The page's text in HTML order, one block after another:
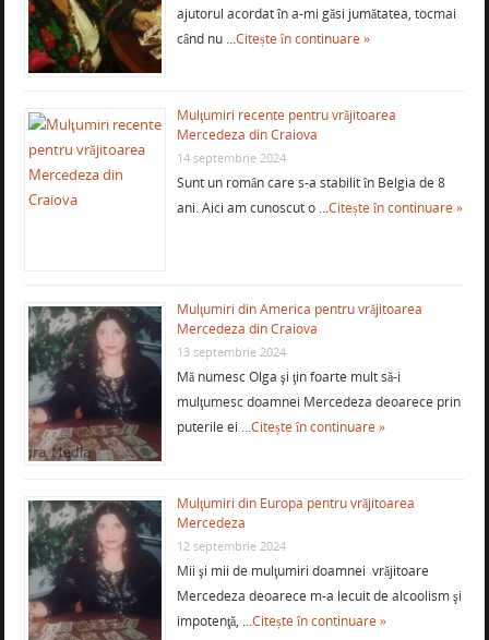
ajutorul acordat în a-mi găsi jumătatea, tocmai
când nu …Citește în continuare »
Mulţumiri recente pentru vrăjitoarea
Mercedeza din Craiova
14 septembrie 2024
Sunt un român care s-a stabilit în Belgia de 8
ani. Aici am cunoscut o …Citește în continuare »
Mulţumiri din America pentru vrăjitoarea
Mercedeza din Craiova
13 septembrie 2024
Mă numesc Olga şi ţin foarte mult să-i
mulţumesc doamnei Mercedeza deoarece prin
puterile ei …Citește în continuare »
Mulţumiri din Europa pentru vrăjitoarea
Mercedeza
12 septembrie 2024
Mii şi mii de mulţumiri doamnei vrăjitoare
Mercedeza deoarece m-a lecuit de alcoolism şi
impotenţă, …Citește în continuare »